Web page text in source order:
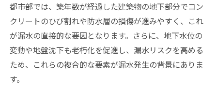
都市部では、築年数が経過した建築物の地下部分でコン
クリートのひび割れや防水層の損傷が進みやすく、これ
が漏水の直接的な要因となります。さらに、地下水位の
変動や地盤沈下も老朽化を促進し、漏水リスクを高める
ため、これらの複合的な要素が漏水発生の背景にありま
す。